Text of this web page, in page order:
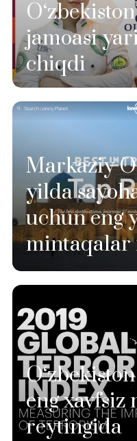
jamoasi
chiqdi
Markaziy
yilda
uchun eng
mintaqalar
eng
reytingida